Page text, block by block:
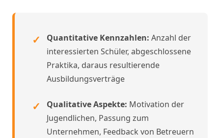
Quantitative Kennzahlen: Anzahl der
interessierten Schüler, abgeschlossene
Praktika, daraus resultierende
Ausbildungsverträge
Qualitative Aspekte: Motivation der
Jugendlichen, Passung zum
Unternehmen, Feedback von Betreuern